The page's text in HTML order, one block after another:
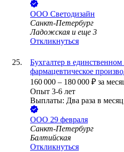
ООО Светодизайн
Санкт-Петербург
Ладожская и еще 3
Откликнуться
Бухгалтер в
фармацевтическое
160 000 – 180 000 ₽ за
Опыт 3-6 лет
Выплаты: Два раза в месяц
ООО 29 февраля
Санкт-Петербург
Балтийская
Откликнуться